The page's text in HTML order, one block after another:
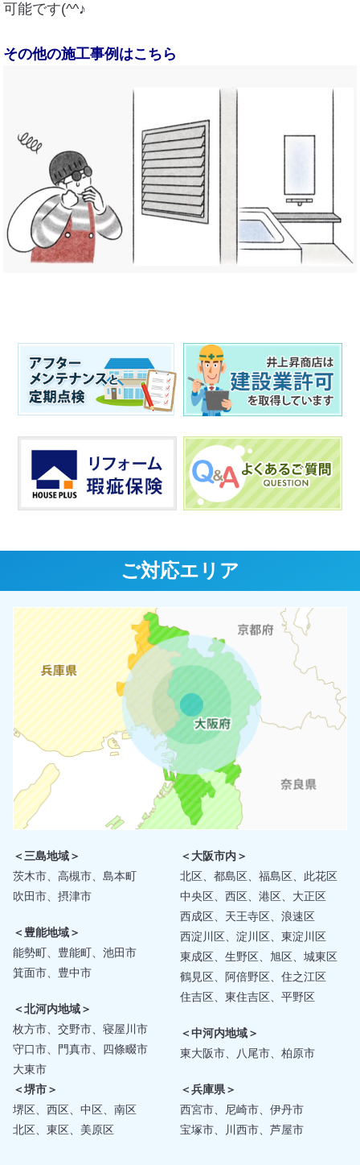
可能です(^^♪
その他の施工事例はこちら
ご対応エリア
＜三島地域＞
茨木市、高槻市、島本町
吹田市、摂津市
＜豊能地域＞
能勢町、豊能町、池田市
箕面市、豊中市
＜北河内地域＞
枚方市、交野市、寝屋川市
守口市、門真市、四條畷市
大東市
＜大阪市内＞
北区、都島区、福島区、此花区
中央区、西区、港区、大正区
西成区、天王寺区、浪速区
西淀川区、淀川区、東淀川区
東成区、生野区、旭区、城東区
鶴見区、阿倍野区、住之江区
住吉区、東住吉区、平野区
＜中河内地域＞
東大阪市、八尾市、柏原市
＜堺市＞
堺区、西区、中区、南区
北区、東区、美原区
＜兵庫県＞
西宮市、尼崎市、伊丹市
宝塚市、川西市、芦屋市